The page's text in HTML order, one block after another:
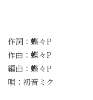
作詞：蝶々P
作曲：蝶々P
編曲：蝶々P
唄：初音ミク